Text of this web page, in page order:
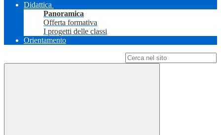
Didattica
Panoramica
Offerta formativa
I progetti delle classi
Orientamento